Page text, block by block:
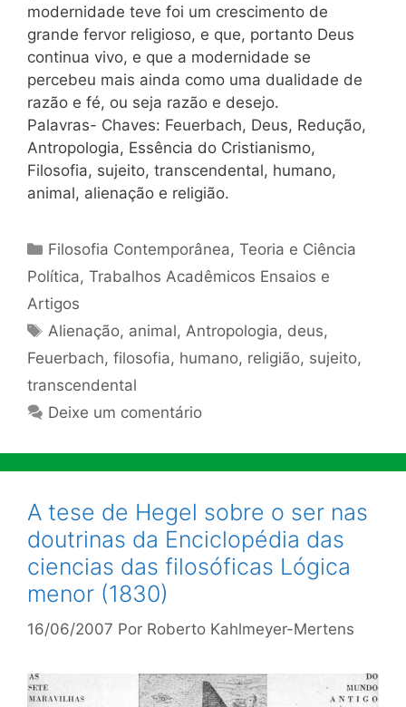
modernidade teve foi um crescimento de
grande fervor religioso, e que, portanto Deus
continua vivo, e que a modernidade se
percebeu mais ainda como uma dualidade de
razão e fé, ou seja razão e desejo.
Palavras- Chaves: Feuerbach, Deus, Redução,
Antropologia, Essência do Cristianismo,
Filosofia, sujeito, transcendental, humano,
animal, alienação e religião.
Categorias
Filosofia Contemporânea,Teoria e Ciência
Política, Trabalhos Acadêmicos Ensaios e
Artigos
Tags
Alienação, animal,Antropologia, deus,
Feuerbach, filosofia, humano, religião, sujeito,
transcendental
Deixe um comentário
A tese de Hegel sobre o ser nas
doutrinas da Enciclopédia das
ciencias das filosóficas Lógica
menor (1830)
16/06/2007 Por Roberto Kahlmeyer-Mertens